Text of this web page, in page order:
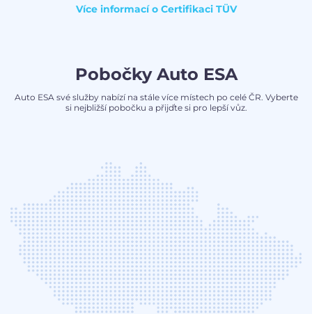
Více informací o Certifikaci TÜV
Pobočky Auto ESA
Auto ESA své služby nabízí na stále více místech po celé ČR. Vyberte
si nejbližší pobočku a přijďte si pro lepší vůz.